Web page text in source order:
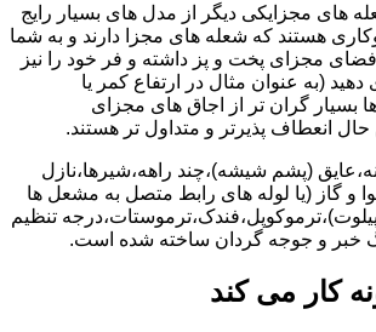
های مجزایکی دیگر از مدل های بسیار رایج
هستند که شعله های مجزا دارند و به شما
فضای مجزای پخت و پز داشته و فر خود را نیز
(به عنوان مثال در ارتفاع کمر یا
بسیار گران تر از اجاق های مجزای
حال انعطاف پذیرتر و متداول تر هستند.
(پشم شیشه)،چند راهه،شیرها،نازل
و گاز (یا لوله های رابط متصل به مشعل ها
تنظیم
خبر و جوجه گردان ساخته شده است.
کار می کند